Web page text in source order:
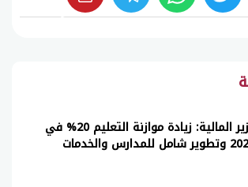
twitter
whats شارك
وزير المالية: زيادة موازنة التعليم 20% في
للمدارس والخدمات